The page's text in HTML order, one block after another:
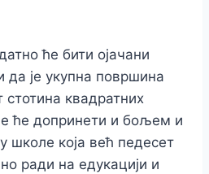
ће бити ојачани
да је укупна површина
стотина квадратних
ће допринети и бољем и
школе која већ педесет
ради на едукацији и